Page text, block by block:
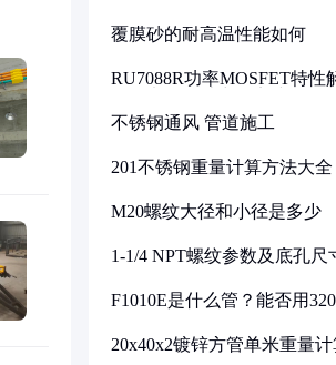
覆膜砂的耐高温性能如何
RU7088R功率MOSFET特性
不锈钢通风 管道施工
201不锈钢重量计算方法大全
M20螺纹大径和小径是多少
1-1/4 NPT螺纹参数及底孔尺
F1010E是什么管？能否用
20x40x2镀锌方管单米重量